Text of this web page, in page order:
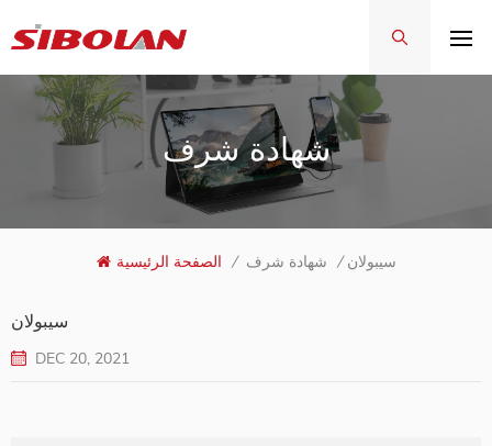
شهادة شرف
الصفحة الرئيسية / شهادة شرف / سيبولان
سيبولان
DEC 20, 2021